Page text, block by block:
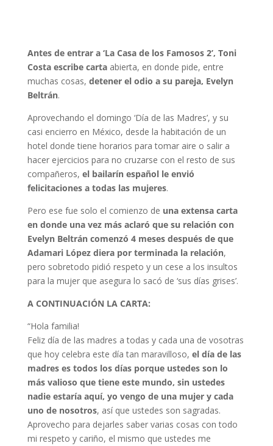
Antes de entrar a ‘La Casa de los Famosos 2’, Toni
Costa escribe cartaabierta, en donde pide, entre
muchas cosas, detener el odio a su pareja, Evelyn
Beltrán.
Aprovechando el domingo ‘Día de las Madres’, y su
casi encierro en México, desde la habitación de un
hotel donde tiene horarios para tomar aire o salir a
hacer ejercicios para no cruzarse con el resto de sus
compañeros, el bailarín español le envió
felicitaciones a todas las mujeres.
Pero ese fue solo el comienzo de una extensa carta
en donde una vez más aclaró que su relación con
Evelyn Beltrán comenzó 4 meses después de que
Adamari López diera por terminada la relación,
pero sobretodo pidió respeto y un cese a los insultos
para la mujer que asegura lo sacó de ‘sus días grises’.
A CONTINUACIÓN LA CARTA:
“Hola familia!
Feliz día de las madres a todas y cada una de vosotras
que hoy celebra este día tan maravilloso, el día de las
madres es todos los días porque ustedes son lo
más valioso que tiene este mundo, sin ustedes
nadie estaría aquí, yo vengo de una mujer y cada
uno de nosotros, así que ustedes son sagradas.
Aprovecho para dejarles saber varias cosas con todo
mi respeto y cariño, el mismo que ustedes me